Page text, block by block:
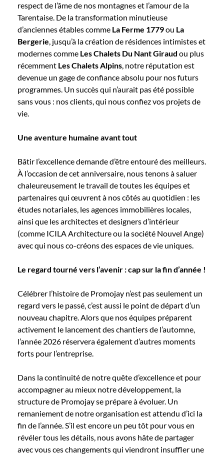
respect de l’âme de nos montagnes et l’amour de la
Tarentaise. De la transformation minutieuse
d’anciennes étables comme La Ferme 1779ou La
Bergerie, jusqu’à la création de résidences intimistes et
modernes comme Les Chalets Du Nant Giraud ou plus
récemment Les Chalets Alpins, notre réputation est
devenue un gage de confiance absolu pour nos futurs
programmes. Un succès qui n’aurait pas été possible
sans vous : nos clients, qui nous confiez vos projets de
vie.
Une aventure humaine avant tout
Bâtir l’excellence demande d’être entouré des meilleurs.
À l’occasion de cet anniversaire, nous tenons à saluer
chaleureusement le travail de toutes les équipes et
partenaires qui œuvrent à nos côtés au quotidien : les
études notariales, les agences immobilières locales,
ainsi que les architectes et designers d’intérieur
(comme ICILA Architecture ou la société Nouvel Ange)
avec qui nous co-créons des espaces de vie uniques.
Le regard tourné vers l’avenir : cap sur la fin d’année !
Célébrer l’histoire de Promojay n’est pas seulement un
regard vers le passé, c’est aussi le point de départ d’un
nouveau chapitre. Alors que nos équipes préparent
activement le lancement des chantiers de l’automne,
l’année 2026 réservera également d’autres moments
forts pour l’entreprise.
Dans la continuité de notre quête d’excellence et pour
accompagner au mieux notre développement, la
structure de Promojay se prépare à évoluer. Un
remaniement de notre organisation est attendu d’ici la
fin de l’année. S’il est encore un peu tôt pour vous en
révéler tous les détails, nous avons hâte de partager
avec vous ces changements qui viendront insuffler une